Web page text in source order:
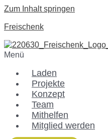
Zum Inhalt springen
Freischenk
Menü
Laden
Projekte
Konzept
Team
Mithelfen
Mitglied werden